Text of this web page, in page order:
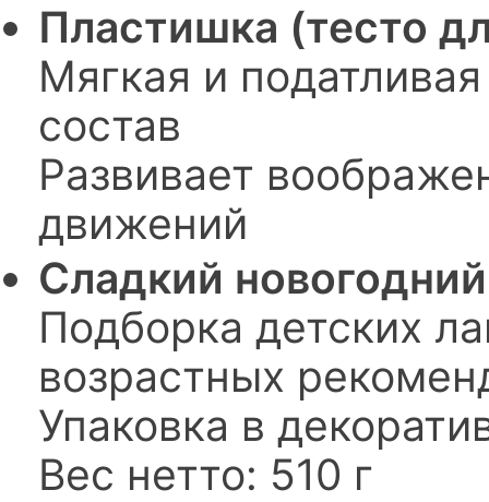
Пластишка (тесто
Мягкая и
состав
Развивает
движений
Сладкий
Подборка детских
возрастных
Упаковка в
Вес нетто: 510 г